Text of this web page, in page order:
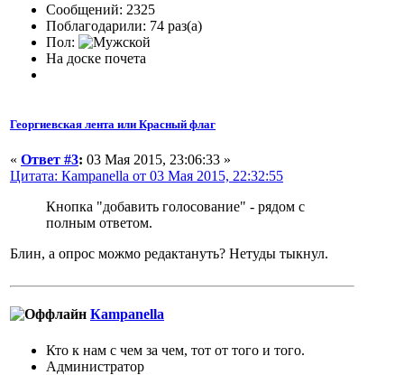
Сообщений: 2325
Поблагодарили: 74 раз(а)
Пол:
На доске почета
Георгиевская лента или Красный флаг
« Ответ #3: 03 Мая 2015, 23:06:33 »
Цитата: Кampanella от 03 Мая 2015, 22:32:55
Кнопка "добавить голосование" - рядом с
полным ответом.
Блин, а опрос можмо редактануть? Нетуды тыкнул.
Кampanella
Кто к нам с чем за чем, тот от того и того.
Администратор